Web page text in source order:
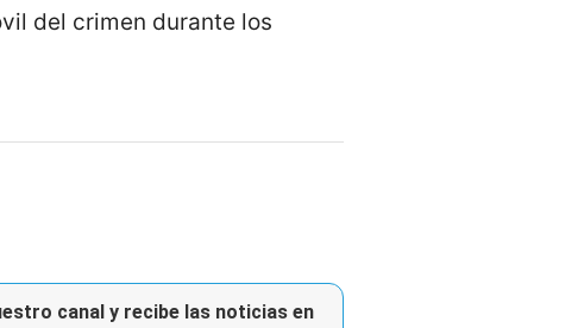
del crimen durante los
canal y recibe las noticias en